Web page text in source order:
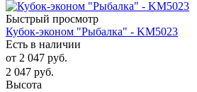
Быстрый просмотр
Кубок-эконом "Рыбалка" - KM5023
Есть в наличии
от 2 047 руб.
2 047 руб.
Высота